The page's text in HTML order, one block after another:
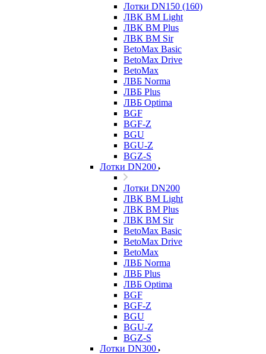
Лотки DN150 (160)
ЛВК ВМ Light
ЛВК ВМ Plus
ЛВК ВМ Sir
BetoMax Basic
BetoMax Drive
BetoMax
ЛВБ Norma
ЛВБ Plus
ЛВБ Optima
BGF
BGF-Z
BGU
BGU-Z
BGZ-S
Лотки DN200
Лотки DN200
ЛВК ВМ Light
ЛВК ВМ Plus
ЛВК ВМ Sir
BetoMax Basic
BetoMax Drive
BetoMax
ЛВБ Norma
ЛВБ Plus
ЛВБ Optima
BGF
BGF-Z
BGU
BGU-Z
BGZ-S
Лотки DN300